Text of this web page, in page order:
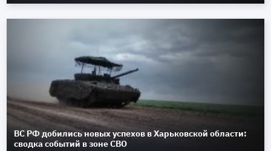
ВС РФ добились новых успехов в Харьковской области:
сводка событий в зоне СВО